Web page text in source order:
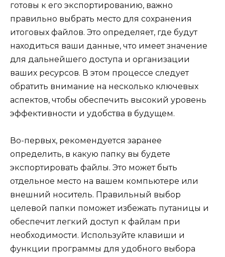
готовы к его экспортированию, важно
правильно выбрать место для сохранения
итоговых файлов. Это определяет, где будут
находиться ваши данные, что имеет значение
для дальнейшего доступа и организации
ваших ресурсов. В этом процессе следует
обратить внимание на несколько ключевых
аспектов, чтобы обеспечить высокий уровень
эффективности и удобства в будущем.
Во-первых, рекомендуется заранее
определить, в какую папку вы будете
экспортировать файлы. Это может быть
отдельное место на вашем компьютере или
внешний носитель. Правильный выбор
целевой папки поможет избежать путаницы и
обеспечит легкий доступ к файлам при
необходимости. Используйте клавиши и
функции программы для удобного выбора